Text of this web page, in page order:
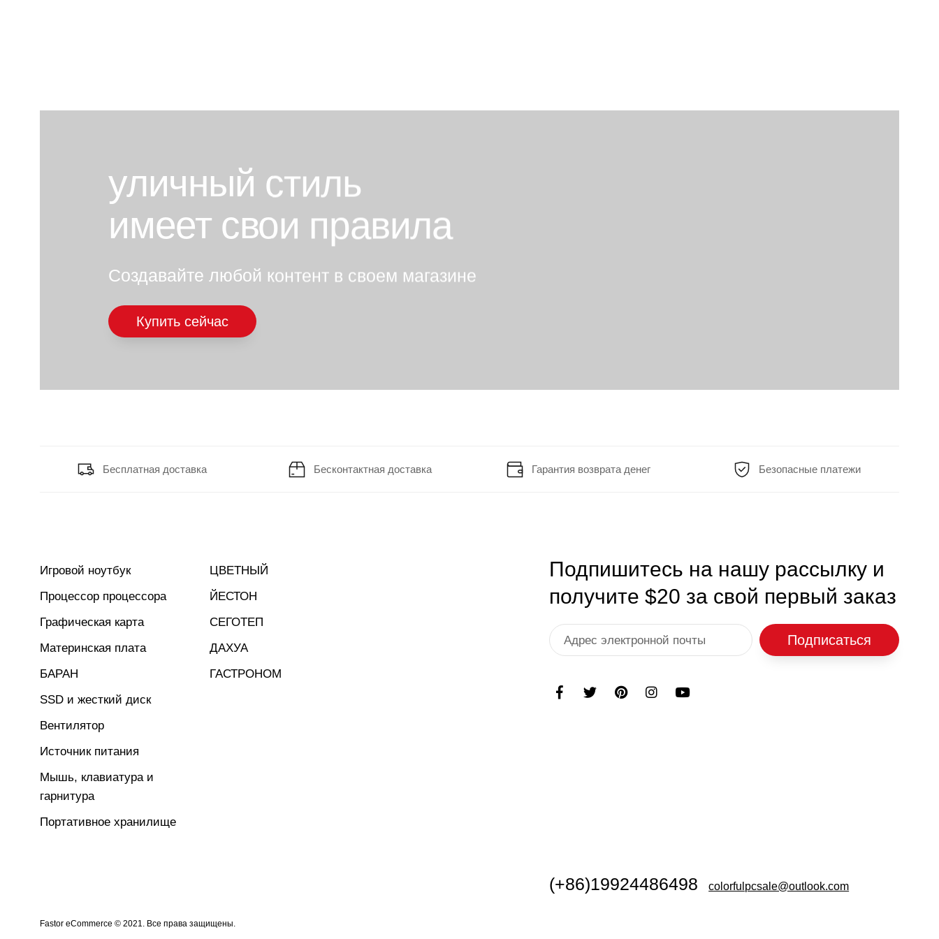
уличный стиль
имеет свои правила
Создавайте любой контент в своем магазине
Купить сейчас
Бесплатная доставка Бесконтактная доставка Гарантия возврата денег Безопасные платежи
Игровой ноутбук
Процессор процессора
Графическая карта
Материнская плата
БАРАН
SSD и жесткий диск
Вентилятор
Источник питания
Мышь, клавиатура и
гарнитура
Портативное хранилище
ЦВЕТНЫЙ
ЙЕСТОН
СЕГОТЕП
ДАХУА
ГАСТРОНОМ
Подпишитесь на нашу рассылку и
получите $20 за свой первый заказ
Подписаться
(+86)19924486498 colorfulpcsale@outlook.com
Fastor eCommerce © 2021. Все права защищены.